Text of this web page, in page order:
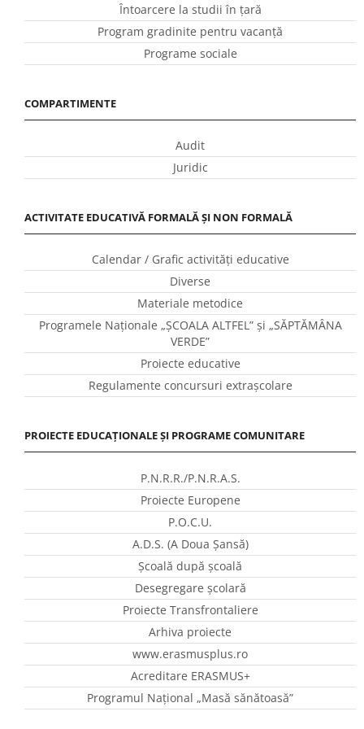
Întoarcere la studii în ţară
Program gradinite pentru vacanţă
Programe sociale
COMPARTIMENTE
Audit
Juridic
ACTIVITATE EDUCATIVĂ FORMALĂ ȘI NON FORMALĂ
Calendar / Grafic activităţi educative
Diverse
Materiale metodice
Programele Naţionale „ŞCOALA ALTFEL” și „SĂPTĂMÂNA
VERDE”
Proiecte educative
Regulamente concursuri extraşcolare
PROIECTE EDUCAȚIONALE ȘI PROGRAME COMUNITARE
P.N.R.R./P.N.R.A.S.
Proiecte Europene
P.O.C.U.
A.D.S. (A Doua Șansă)
Școală după școală
Desegregare școlară
Proiecte Transfrontaliere
Arhiva proiecte
www.erasmusplus.ro
Acreditare ERASMUS+
Programul Național „Masă sănătoasă”